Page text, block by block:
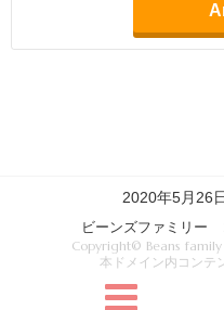
2020年5月26
ビーンズファミリー
Copyright© Beans
本ドメイン内コンテ